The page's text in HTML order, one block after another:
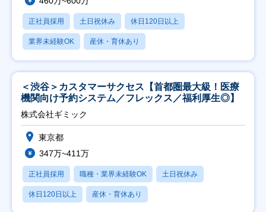
正社員採用 土日祝休み 休日120日以上
業界未経験OK 産休・育休あり
＜渋谷＞カスタマーサクセス【首都圏最大級！医療
機関向け予約システム／フレックス／福利厚生◎】
株式会社ギミック
東京都
347万~411万
正社員採用 職種・業界未経験OK 土日祝休み
休日120日以上 産休・育休あり